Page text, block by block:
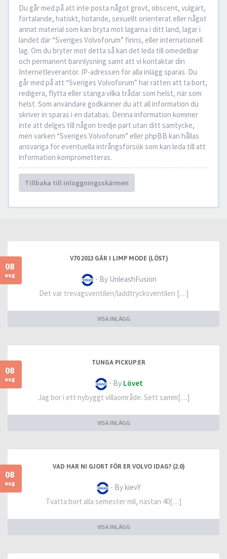
Du går med på att inte posta något grovt, obscent, vulgärt,
förtalande, hatiskt, hotande, sexuellt orienterat eller något
annat material som kan bryta mot lagarna i ditt land, lagar i
landet där “Sveriges Volvoforum” finns, eller internationell
lag. Om du bryter mot detta så kan det leda till omedelbar
och permanent bannlysning samt att vi kontaktar din
Internetleverantör. IP-adressen för alla inlägg sparas. Du
går med på att “Sveriges Volvoforum” har rätten att ta bort,
redigera, flytta eller stänga vilka trådar som helst, när som
helst. Som användare godkänner du att all information du
skriver in sparas i en databas. Denna information kommer
inte att delges till någon tredje part utan ditt samtycke,
men varken “Sveriges Volvoforum” eller phpBB kan hållas
ansvariga för eventuella intrångsförsök som kan leda till att
information komprometteras.
Tillbaka till inloggningsskärmen
08
aug
V70 2013 GÅR I LIMP MODE (LÖST)
- By UnleashFusion
Det var trevägsventilen/laddtrycksventilen […]
VISA INLÄGG
08
aug
TUNGA PICKUP:ER
- By Lövet
Jag bor i ett nybyggt villaområde. Sett samm[…]
VISA INLÄGG
08
aug
VAD HAR NI GJORT FÖR ER VOLVO IDAG? (2.0)
- By kievY
Tvätta bort alla semester mil, nästan 40[…]
VISA INLÄGG